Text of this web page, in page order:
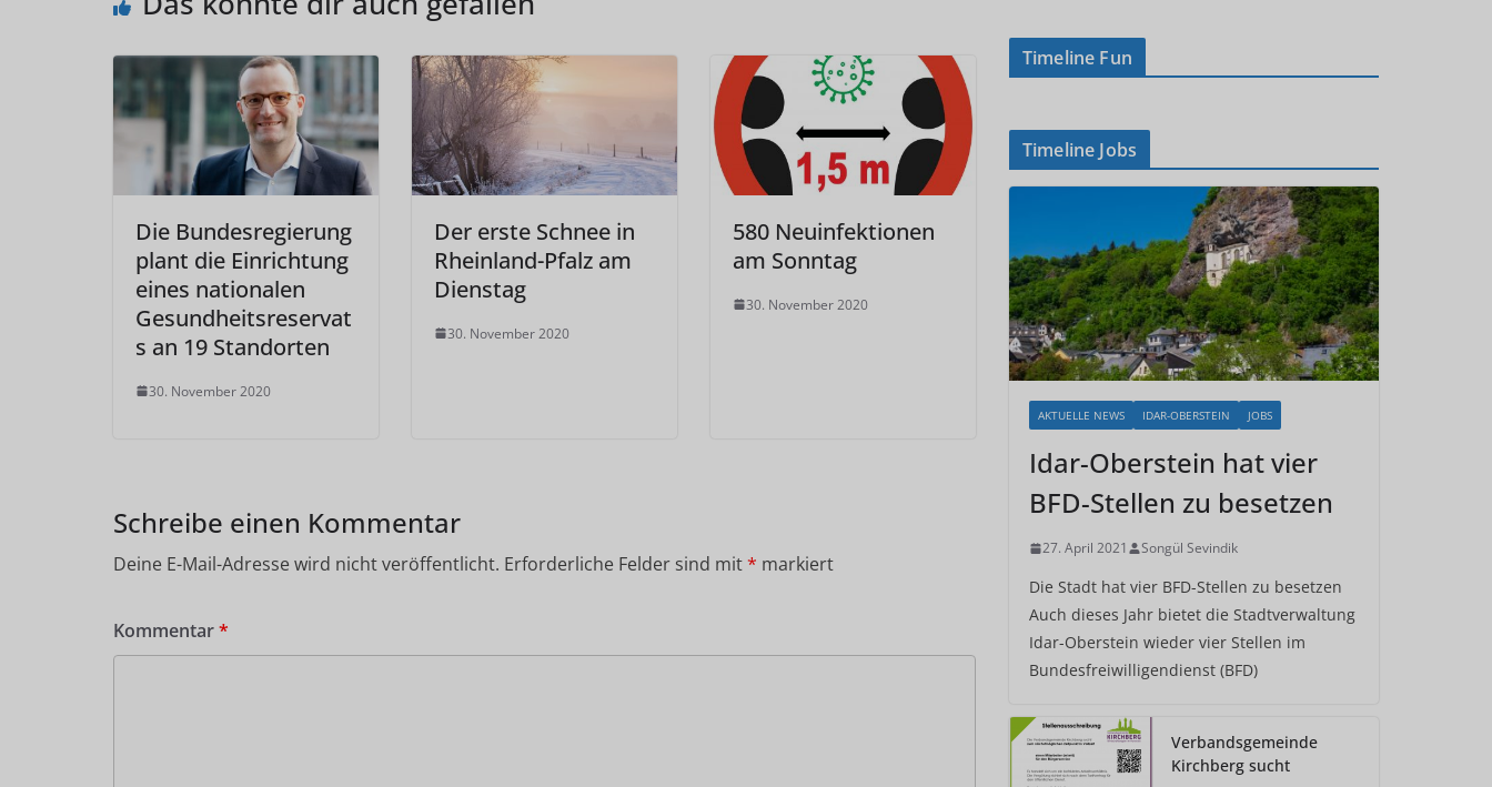
Die Bundesregierung
plant die Einrichtung
eines nationalen
Gesundheitsreservat
s an 19 Standorten
30. November 2020
Der erste Schnee in
Rheinland-Pfalz am
Dienstag
30. November 2020
580 Neuinfektionen
am Sonntag
30. November 2020
Schreibe einen Kommentar
Deine E-Mail-Adresse wird nicht veröffentlicht. Erforderliche Felder sind mit* markiert
Kommentar*
Timeline Fun
Timeline Jobs
AKTUELLE NEWS IDAR-OBERSTEIN JOBS
Idar-Oberstein hat vier
BFD-Stellen zu besetzen
27. April 2021 Songül Sevindik
Die Stadt hat vier BFD-Stellen zu besetzen
Auch dieses Jahr bietet die Stadtverwaltung
Idar-Oberstein wieder vier Stellen im
Bundesfreiwilligendienst (BFD)
Verbandsgemeinde
Kirchberg sucht